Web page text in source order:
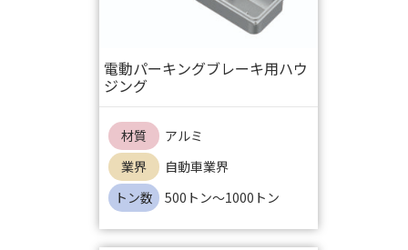
電動パーキングブレーキ用ハウ
ジング
材質
アルミ
業界
自動車業界
トン数
500トン～1000トン